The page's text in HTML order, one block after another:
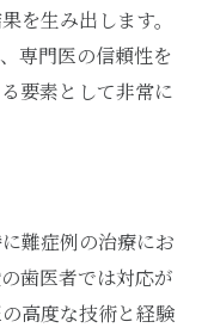
を生み出します。
専門医の信頼性を
要素として非常に
難症例の治療にお
歯医者では対応が
高度な技術と経験